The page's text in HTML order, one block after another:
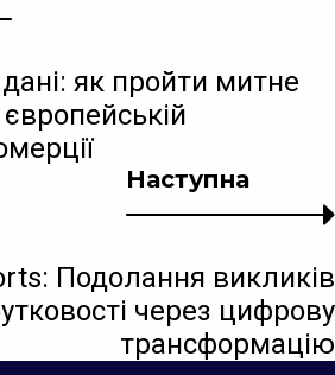
Наступна
Подолання викликів
через цифрову
трансформацію
як пройти митне